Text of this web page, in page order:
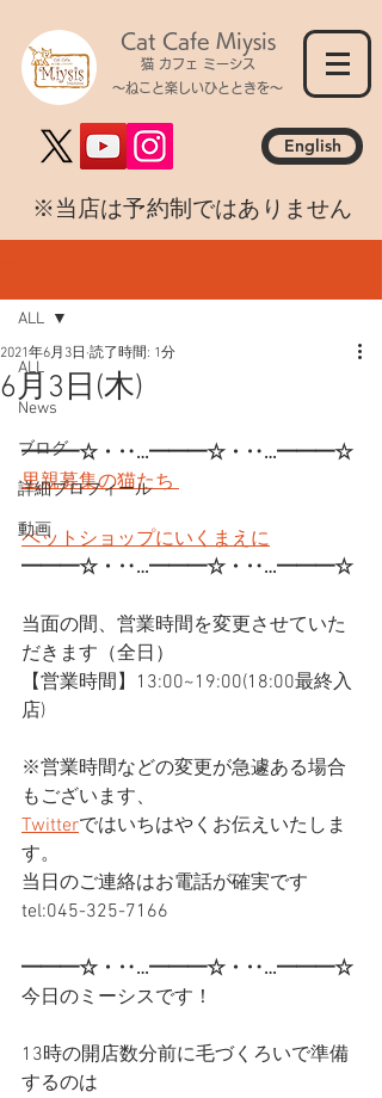
Cat Cafe Miysis
猫 カフェ ミーシス
～ねこと楽しいひとときを～
English
​※当店は予約制ではありません
ALL
News
ブログ
詳細プロフィール
動画
ALL
6月3日(木)
2021年6月3日 読了時間: 1分
━━━☆・‥…━━━☆・‥…━━━☆
里親募集の猫たち
ペットショップにいくまえに
━━━☆・‥…━━━☆・‥…━━━☆
当面の間、営業時間を変更させていた
だきます（全日）
【営業時間】13:00~19:00(18:00最終入
店)
※営業時間などの変更が急遽ある場合
もございます、
Twitterではいちはやくお伝えいたしま
す。
当日のご連絡はお電話が確実です
tel:045-325-7166
━━━☆・‥…━━━☆・‥…━━━☆
今日のミーシスです！
13時の開店数分前に毛づくろいで準備
するのは